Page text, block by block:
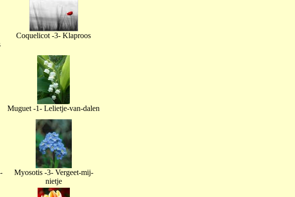
Coquelicot -3- Klaproos
Muguet -1- Lelietje-van-dalen
Myosotis -3- Vergeet-mij-
nietje